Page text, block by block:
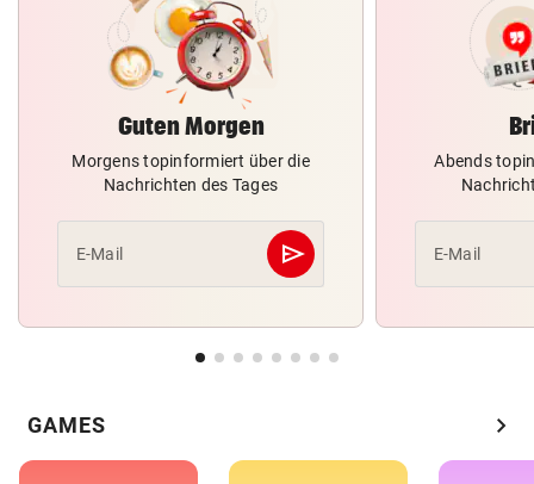
Guten Morgen
Morgens topinformiert über die
Nachrichten des Tages
E-Mail send
Abschicken
Abends
E-Mail
GAMES chevron_right